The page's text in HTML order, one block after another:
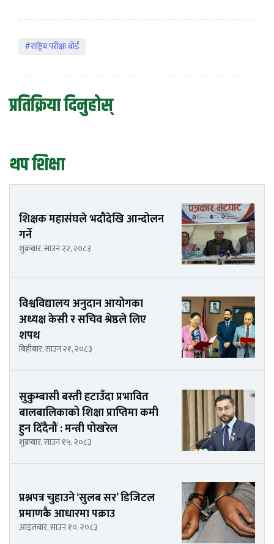
#राष्ट्रिय परीक्षा बोर्ड
प्रतिक्रिया दिनुहोस्
थप शिक्षा
शिक्षक महासंघले भदौदेखि आन्दोलन
गर्ने
शुक्रबार, साउन २२, २०८३
विश्वविद्यालय अनुदान आयोगका
अध्यक्ष केसी र सचिव श्रेष्ठले लिए
शपथ
बिहीबार, साउन २१, २०८३
सुकुम्बासी बस्ती हटाउँदा प्रभावित
बालबालिकाको शिक्षा प्राप्तिमा कमी
हुन दिँदैनौं : मन्त्री पोखरेल
शुक्रबार, साउन १५, २०८३
प्रश्नपत्र चुहाउने ‘सुलब सर’ डिजिटल
प्रमाणकै आधारमा पक्राउ
आइतबार, साउन १०, २०८३